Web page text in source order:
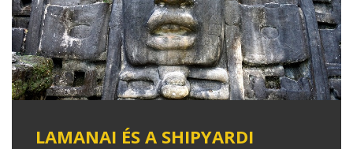
LAMANAI ÉS A SHIPYARDI